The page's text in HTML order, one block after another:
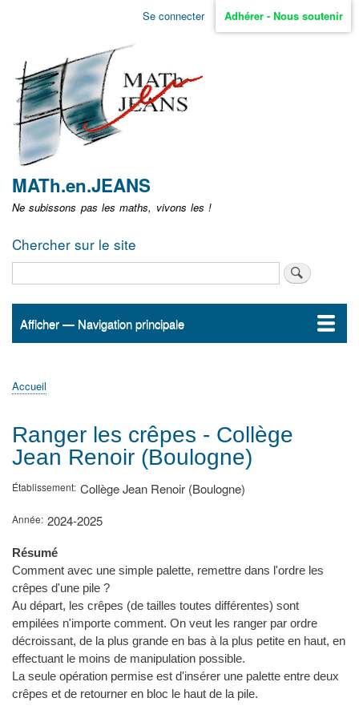
Aller
non
identifié
Se connecter Adhérer - Nous soutenir
MATh.en.JEANS
Ne subissons pas les maths, vivons les !
Chercher sur le site
Navigation
Afficher — Navigation principale
Accueil
ActualitésMATh.en.JEANS ?
Régions et Ateliers
Créer, gérer un atelier
Sujets/Publications
Congrès
d'Ariane
Accueil
Ranger les crêpes - Collège
Jean Renoir (Boulogne)
Établissement Collège Jean Renoir (Boulogne)
Année 2024-2025
Résumé
Comment avec une simple palette, remettre dans l'ordre les
crêpes d'une pile ?
Au départ, les crêpes (de tailles toutes différentes) sont
empilées n'importe comment. On veut les ranger par ordre
décroissant, de la plus grande en bas à la plus petite en haut, en
effectuant le moins de manipulation possible.
La seule opération permise est d'insérer une palette entre deux
crêpes et de retourner en bloc le haut de la pile.